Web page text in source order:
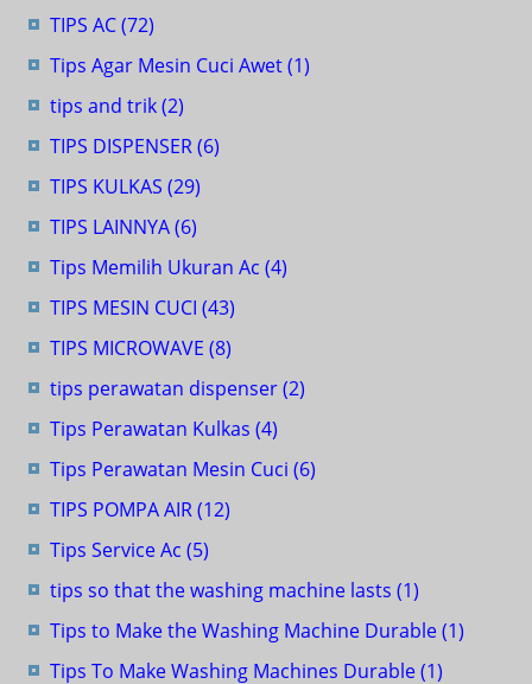
TIPS AC(72)
Tips Agar Mesin Cuci Awet(1)
tips and trik(2)
TIPS DISPENSER(6)
TIPS KULKAS (29)
TIPS LAINNYA(6)
Tips Memilih Ukuran Ac (4)
TIPS MESIN CUCI (43)
TIPS MICROWAVE (8)
tips perawatan dispenser(2)
Tips Perawatan Kulkas (4)
Tips Perawatan Mesin Cuci (6)
TIPS POMPA AIR(12)
Tips Service Ac (5)
tips so that the washing machine lasts (1)
Tips to Make the Washing Machine Durable(1)
Tips To Make Washing Machines Durable(1)